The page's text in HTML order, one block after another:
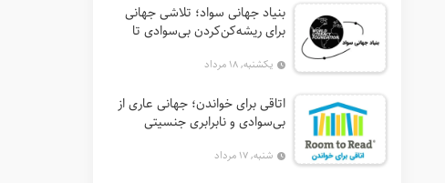
بنیاد جهانی سواد؛ تلاشی جهانی
برای ریشه‌کن‌کردن بی‌سوادی تا
یکشنبه, ۱۸ مرداد
اتاقی برای خواندن؛ جهانی عاری از
بی‌سوادی و نابرابری جنسیتی
شنبه, ۱۷ مرداد